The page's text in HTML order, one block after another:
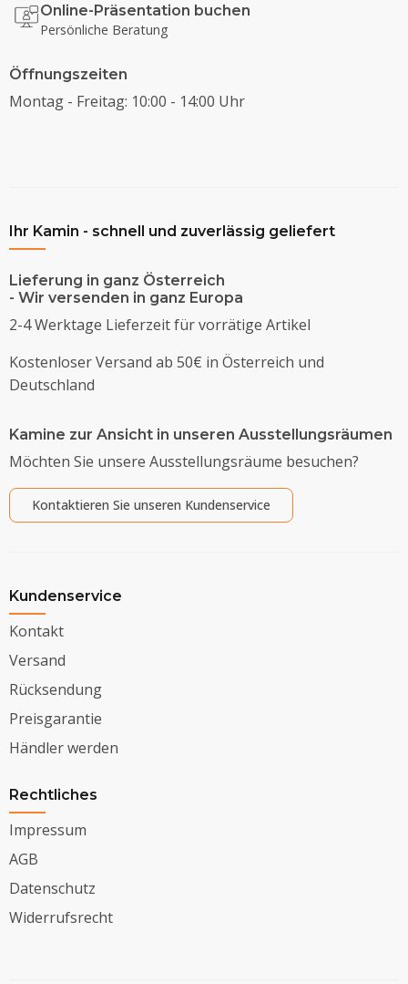
Online-Präsentation buchen
Persönliche Beratung
Öffnungszeiten
Montag - Freitag: 10:00 - 14:00 Uhr
Ihr Kamin - schnell und zuverlässig geliefert
Lieferung in ganz Österreich
- Wir versenden in ganz Europa
2-4 Werktage Lieferzeit für vorrätige Artikel
Kostenloser Versand ab 50€ in Österreich und
Deutschland
Kamine zur Ansicht in unseren Ausstellungsräumen
Möchten Sie unsere Ausstellungsräume besuchen?
Kontaktieren Sie unseren Kundenservice
Kundenservice
Kontakt
Versand
Rücksendung
Preisgarantie
Händler werden
Rechtliches
Impressum
AGB
Datenschutz
Widerrufsrecht